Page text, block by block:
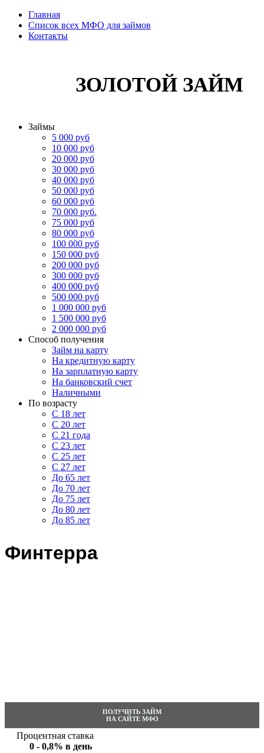
Главная
Список всех МФО для займов
Контакты
ЗОЛОТОЙ ЗАЙМ
Займы
5 000 руб
10 000 руб
20 000 руб
30 000 руб
40 000 руб
50 000 руб
60 000 руб
70 000 руб.
75 000 руб
80 000 руб
100 000 руб
150 000 руб
200 000 руб
300 000 руб
400 000 руб
500 000 руб
1 000 000 руб
1 500 000 руб
2 000 000 руб
Способ получения
Займ на карту
На кредитную карту
На зарплатную карту
На банковский счет
Наличными
По возрасту
С 18 лет
С 20 лет
С 21 года
С 23 лет
С 25 лет
С 27 лет
До 65 лет
До 70 лет
До 75 лет
До 80 лет
До 85 лет
Финтерра
ПОЛУЧИТЬ ЗАЙМ
НА САЙТЕ МФО
Процентная ставка
0 - 0,8% в день